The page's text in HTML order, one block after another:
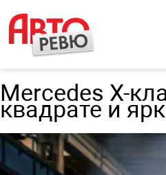
Mercedes X-
квадрате и